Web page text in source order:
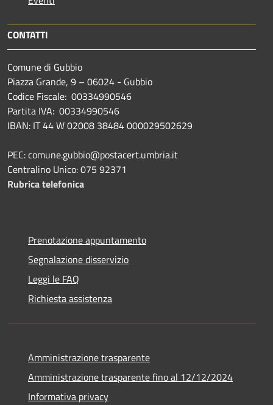
CONTATTI
Comune di Gubbio
Piazza Grande, 9 – 06024 - Gubbio
Codice Fiscale: 00334990546
Partita IVA: 00334990546
IBAN: IT 44 W 02008 38484 000029502629
PEC: comune.gubbio@postacert.umbria.it
Centralino Unico: 075 92371
Rubrica telefonica
Prenotazione appuntamento
Segnalazione disservizio
Leggi le FAQ
Richiesta assistenza
Amministrazione trasparente
Amministrazione trasparente fino al 12/12/2024
Informativa privacy